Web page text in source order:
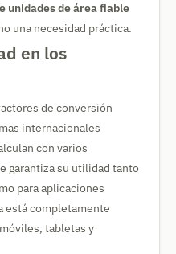
unidades de área fiable
una necesidad práctica.
en los
de conversión
internacionales
con varios
garantiza su utilidad tanto
para aplicaciones
está completamente
tabletas y